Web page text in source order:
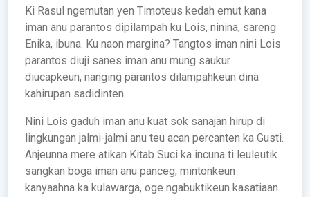
Ki Rasul ngemutan yen Timoteus kedah emut kana
iman anu parantos dipilampah ku Lois, ninina, sareng
Enika, ibuna. Ku naon margina? Tangtos iman nini Lois
parantos diuji sanes iman anu mung saukur
diucapkeun, nanging parantos dilampahkeun dina
kahirupan sadidinten.
Nini Lois gaduh iman anu kuat sok sanajan hirup di
lingkungan jalmi-jalmi anu teu acan percanten ka Gusti.
Anjeunna mere atikan Kitab Suci ka incuna ti leuleutik
sangkan boga iman anu panceg, mintonkeun
kanyaahna ka kulawarga, oge ngabuktikeun kasatiaan